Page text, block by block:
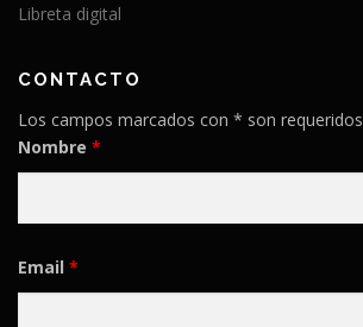
Libreta digital
CONTACTO
Los campos marcados con * son requeridos
Nombre *
Email *